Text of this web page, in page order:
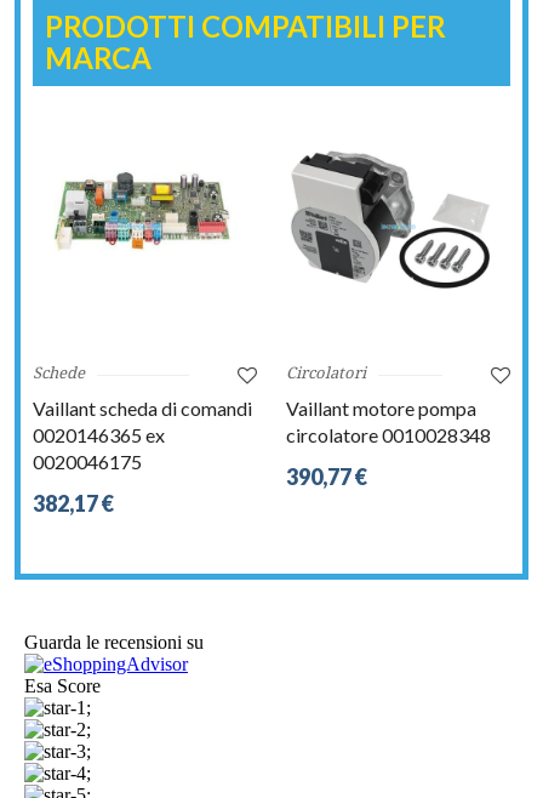
PRODOTTI COMPATIBILI PER
MARCA
Schede
Vaillant scheda di comandi
0020146365 ex
0020046175
382,17 €
Circolatori
Vaillant motore pompa
circolatore 0010028348
390,77 €